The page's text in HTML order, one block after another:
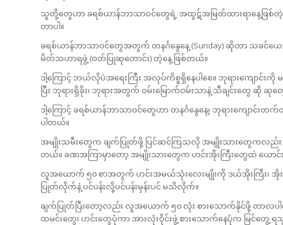
သူတို့တွေဟာ ခရစ်ယာန်ဘာသာဝင်တွေရဲ့ အထွဋ်အမြတ်ထားရာနေ့ဖြစ်တဲ့
တာပါ။
ခရစ်ယာန်ဘာသာဝင်တွေအတွက် တနင်္ဂနွေနေ့ (Sunday) ဆိုတာ သခင်ယေ
မိတ်သဟာရဖွဲ့ (ဝတ်ပြုဆုတောင်း) တဲ့နေ့ ဖြစ်တယ်။
ဒါ့ကြောင့် ဘယ်လိုပဲအရေးကြီး အလုပ်ကိစ္စရှိနေပါစေ။ ဘုရားကျောင်း
ပြီး ဘုရားရှိခိုး၊ ဘုရားအတွက် ဝမ်းမြောက်ဝမ်းသာနဲ့ သီချင်းတွေ
ဒါ့ကြောင့် ခရစ်ယာန်ဘာသာဝင်တွေဟာ တနင်္ဂနွေနေ့၊ ဘုရားကျောင်းတ
ပါတယ်။
အမျိုးသမီးတွေက ချက်ပြုတ်ဖို့ ပြင်ဆင်ကြသလို အမျိုးသားတွေကလည်း
တယ်။ ခဏအကြာမှာတော့ အမျိုးသားတွေက ဟင်းအိုးကြီးတွေထဲ ယောင်
လူအယောက် ၅၀ စာအတွက် ဟင်းအမယ်သုံးလေးမျိုးကို ဒယ်အိုးကြီး၊ အိုးင
ပြုတ်လိုက်နဲ့ ပင်ပန်းလို့ပင်ပန်းမှန်းပင် မသိလိုက်။
ချက်ပြုတ်ပြီးတော့လည်း လူအယောက် ၅၀ လုံး စားသောက်နိုင်ဖို့ တာလပ
ထမင်းတွေ၊ ဟင်းတွေပုံကာ အားလုံးဝိုင်းဖွဲ့ စားသောက်နေပုံက မြင်တွေ့